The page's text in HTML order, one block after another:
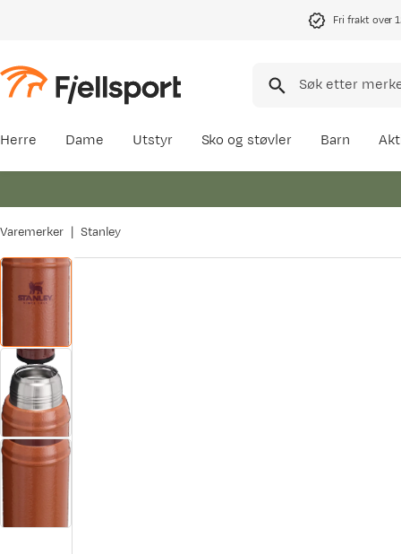
Fri frakt over
Herre Dame Utstyr Sko og støvler Barn
Varemerker Stanley